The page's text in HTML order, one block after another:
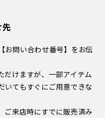
お問い合わせ番号】をお伝
だけますが、一部アイテム
いてもすぐにご用意できな
ご来店時にすでに販売済み